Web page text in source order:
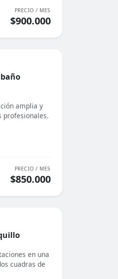
PRECIO / MES
$900.000
amplia y
profesionales.
PRECIO / MES
$850.000
en una
cuadras de